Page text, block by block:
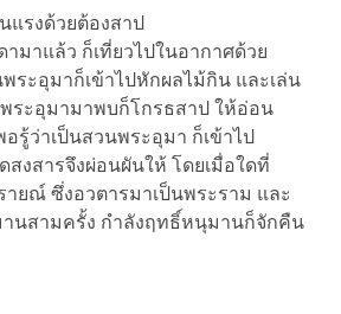
แรงด้วยต้องสาป
มาแล้ว ก็เที่ยวไปในอากาศด้วย
ระอุมาก็เข้าไปหักผลไม้กิน และเล่น
พระอุมามาพบก็โกรธสาป ให้อ่อน
รู้ว่าเป็นสวนพระอุมา ก็เข้าไป
สงสารจึงผ่อนผันให้ โดยเมื่อใดที่
ยณ์ ซึ่งอวตารมาเป็นพระราม และ
นสามครั้ง กำลังฤทธิ์หนุมานก็จักคืน